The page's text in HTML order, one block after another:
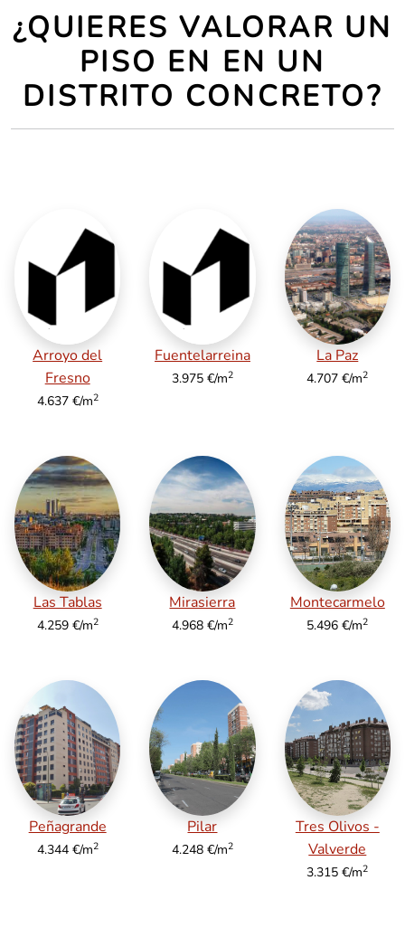
¿QUIERES VALORAR UN
PISO EN EN UN
DISTRITO CONCRETO?
Arroyo del
Fresno
4.637 €/m2
Fuentelarreina
3.975 €/m2
La Paz
4.707 €/m2
Las Tablas
4.259 €/m2
Mirasierra
4.968 €/m2
Montecarmelo
5.496 €/m2
Peñagrande
4.344 €/m2
Pilar
4.248 €/m2
Tres Olivos -
Valverde
3.315 €/m2